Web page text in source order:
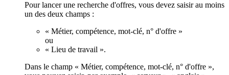
Pour lancer une recherche d'offres, vous devez saisir au moins
un des deux champs :
« Métier, compétence, mot-clé, n° d'offre »
ou
« Lieu de travail ».
Dans le champ « Métier, compétence, mot-clé, n° d'offre »,